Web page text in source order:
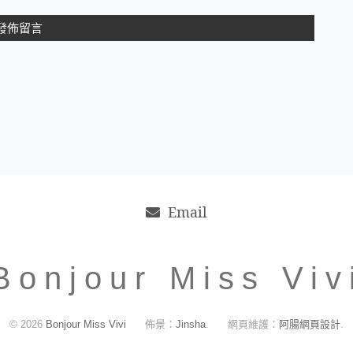
Email
Miss
© 2026 Bonjour Miss Vivi 佈景： Jinsha. 網頁維護： 阿腸網頁設計.